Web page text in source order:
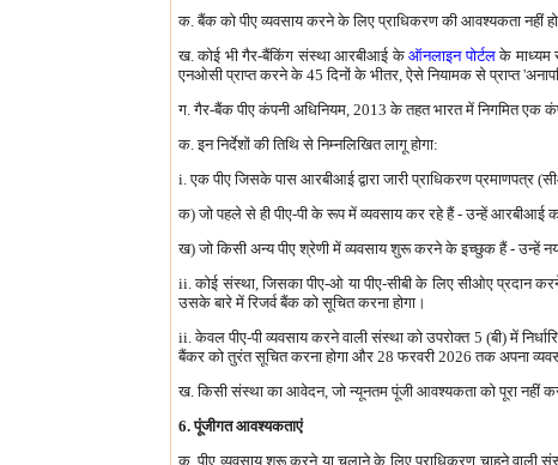
क. बैंक को पीए व्यवसाय करने के लिए प्राधिकरण की आवश्यकता नहीं
ख. कोई भी गैर-बैंकिंग संस्था आरबीआई केऑनलाइन पोर्टलके माध्यम
एनओसी प्राप्त करने के 45 दिनों के भीतर, ऐसे नियामक से प्राप्त
ग. गैर-बैंक पीए कंपनी अधिनियम, 2013 के तहत भारत में निगमित एक
क. इन निर्देशों की तिथि से निम्नलिखित लागू होगा:
i. एक पीए जिसके पास आरबीआई द्वारा जारी प्राधिकरण प्रमाणपत्र
क) जो पहले से ही पीए-पी के रूप में व्यवसाय कर रहे हैं - उन्हें आरबीआई
ख) जो किसी अन्य पीए श्रेणी में व्यवसाय शुरू करने के इच्छुक हैं - उन्हें
ii. कोई संस्था, जिसका पीए-ओ या पीए-सीबी के लिए सीओए प्रदान
उसके बारे में रिजर्व बैंक को सूचित करना होगा।
ii. केवल पीए-पी व्यवसाय करने वाली संस्था को उपरोक्त 5 (बी) में
बैंकर को तुरंत सूचित करना होगा और 28 फरवरी 2026 तक अपना
ख. किसी संस्था का आवेदन, जो न्यूनतम पूंजी आवश्यकता को पूरा नहीं
6. पूंजीगत आवश्यकताएं
क. पीए व्यवसाय शुरू करने या चलाने के लिए प्राधिकरण चाहने